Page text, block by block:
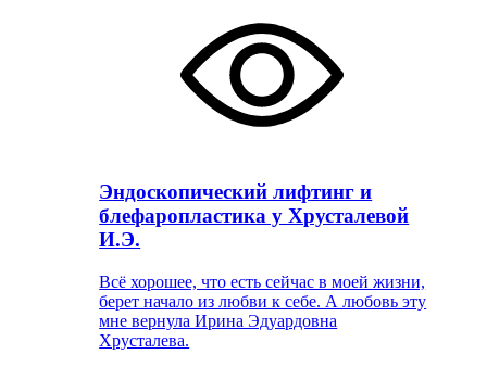
Эндоскопический лифтинг и
блефаропластика у Хрусталевой
И.Э.
Всё хорошее, что есть сейчас в моей жизни,
берет начало из любви к себе. А любовь эту
мне вернула Ирина Эдуардовна
Хрусталева.